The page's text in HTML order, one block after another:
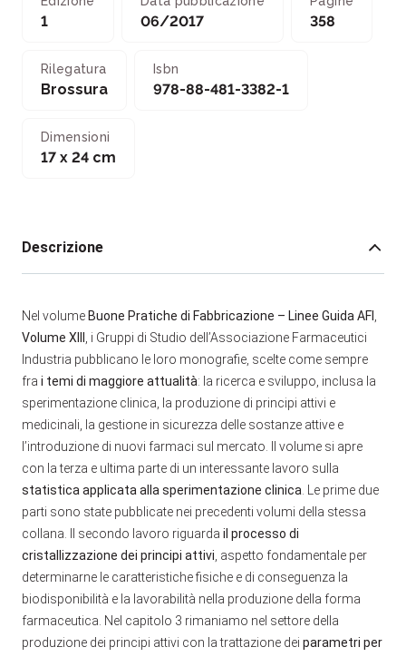
1 06/2017 358
Rilegatura
Brossura
Isbn
978-88-481-3382-1
Dimensioni
17 x 24 cm
Descrizione
Nel volume Buone Pratiche di Fabbricazione – Linee Guida AFI
Volume XIII
, i Gruppi di Studio dell’Associazione Farmaceutici
Industria pubblicano le loro monografie, scelte come sempre
fra i temi di maggiore attualità: la ricerca e sviluppo, inclusa la
sperimentazione clinica, la produzione di principi attivi e
medicinali, la gestione in sicurezza delle sostanze attive e
l’introduzione di nuovi farmaci sul mercato. Il volume si apre
con la terza e ultima parte di un interessante lavoro sulla
statistica applicata alla sperimentazione clinica . Le prime due
parti sono state pubblicate nei precedenti volumi della stessa
collana. Il secondo lavoro riguarda il processo di
cristallizzazione dei principi attivi , aspetto fondamentale per
determinarne le caratteristiche fisiche e di conseguenza la
biodisponibilità e la lavorabilità nella produzione della forma
farmaceutica. Nel capitolo 3 rimaniamo nel settore della
produzione dei principi attivi con la trattazione dei parametri per